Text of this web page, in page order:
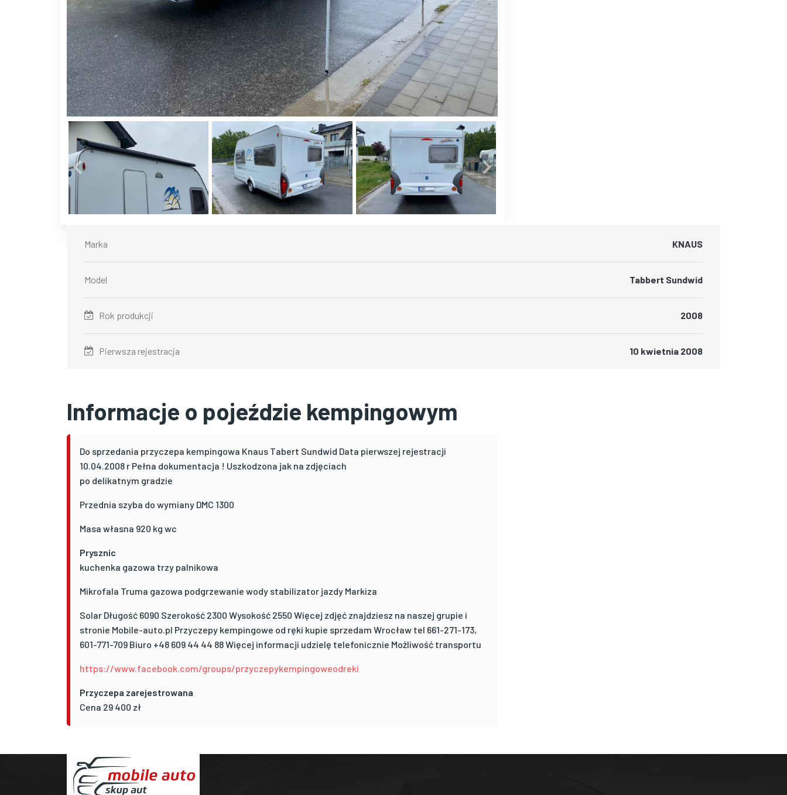
Marka KNAUS
Model Tabbert Sundwid
Rok produkcji 2008
Pierwsza rejestracja 10 kwietnia 2008
Informacje o pojeździe kempingowym
Do sprzedania przyczepa kempingowa Knaus Tabert Sundwid Data pierwszej rejestracji
10.04.2008 r Pełna dokumentacja ! Uszkodzona jak na zdjęciach
po delikatnym gradzie
Przednia szyba do wymiany DMC 1300
Masa własna 920 kg wc
Prysznic
kuchenka gazowa trzy palnikowa
Mikrofala Truma gazowa podgrzewanie wody stabilizator jazdy Markiza
Solar Długość 6090 Szerokość 2300 Wysokość 2550 Więcej zdjęć znajdziesz na naszej grupie i
stronie Mobile-auto.pl Przyczepy kempingowe od ręki kupie sprzedam Wrocław tel 661-271-173,
601-771-709 Biuro +48 609 44 44 88 Więcej informacji udzielę telefonicznie Możliwość transportu
https://www.facebook.com/groups/przyczepykempingoweodreki
Przyczepa zarejestrowana
Cena 29 400 zł